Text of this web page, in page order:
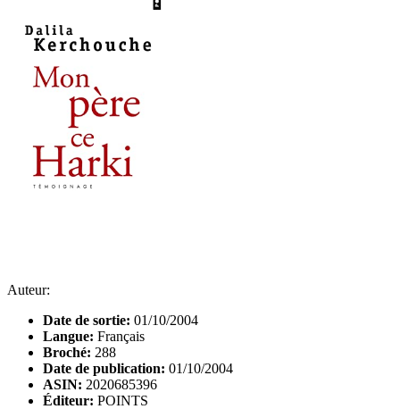
Auteur:
Date de sortie: 01/10/2004
Langue: Français
Broché: 288
Date de publication: 01/10/2004
ASIN: 2020685396
Éditeur: POINTS